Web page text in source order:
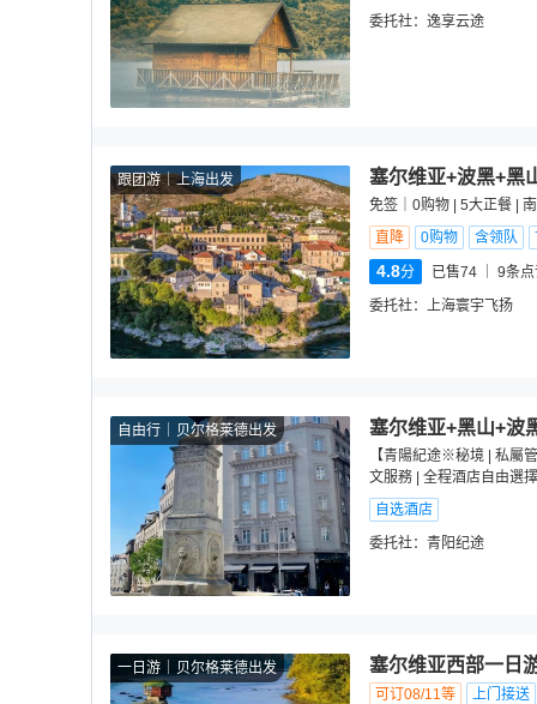
委托社： 逸享云途
跟团游 上海出发 塞尔维亚+波黑+黑
免签｜0购物 | 5大正餐 |
直降
0购物 含领队
4.8分 已售74 9条
委托社： 上海寰宇飞扬
自由行 贝尔格莱德出发 塞尔维亚+黑山+波
【青陽紀途※秘境 | 私屬
文服務 | 全程酒店自由選擇
自选酒店
委托社： 青阳纪途
一日游 贝尔格莱德出发 塞尔维亚西部一日
可订08/11等 上门接送